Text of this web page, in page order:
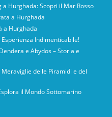
Hurghada: Scopri il Mar Rosso
a Hurghada
a Hurghada
Indimenticabile!
e Abydos – Storia e
delle Piramidi e del
il Mondo Sottomarino